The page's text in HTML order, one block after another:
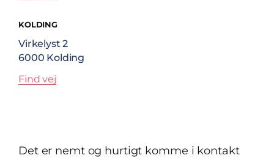
KOLDING
Virkelyst 2
6000 Kolding
Find vej
Det er nemt og hurtigt komme i kontakt